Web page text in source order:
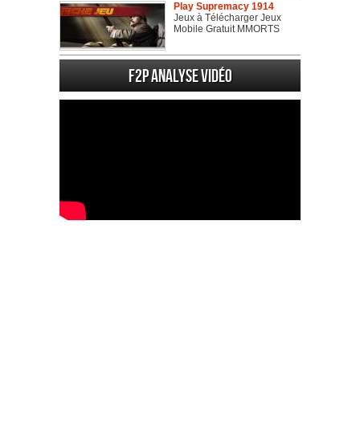
Play Supremacy 1914
Jeux à Télécharger Jeux
Mobile Gratuit MMORTS
F2P Analyse vidéo